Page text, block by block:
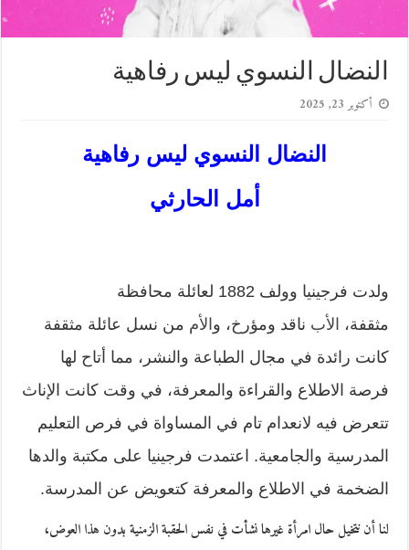
النضال النسوي ليس رفاهية
أكتوبر 23, 2025
النضال النسوي ليس رفاهية
أمل الحارثي
ولدت فرجينيا وولف 1882 لعائلة محافظة
مثقفة،
الأب ناقد ومؤرخ، و الأم من نسل عائلة مثقفة
كانت رائدة في مجال الطباعة والنشر، مما أتاح لها
فرصة الاطلاع والقراءة والمعرفة، في وقت كانت الإناث
تتعرض فيه لانعدام تام في المساواة في فرص التعليم
المدرسية والجامعية. اعتمدت فرجينيا على مكتبة والدها
الضخمة في الاطلاع والمعرفة كتعويض عن المدرسة.
لنا أن نتخيل حال امرأة غيرها نشأت في نفس الحقبة الزمنية بدون هذا العوض،